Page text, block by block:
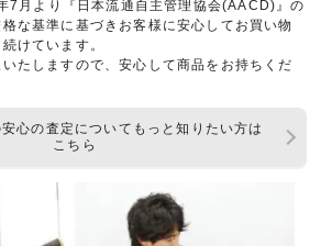
7月より『日本流通自主管理協会(AACD)』の
な基準に基づきお客様に安心してお買い物
けています。
たしますので、安心して商品をお持ちくだ
心の査定についてもっと知りたい方は
こちら